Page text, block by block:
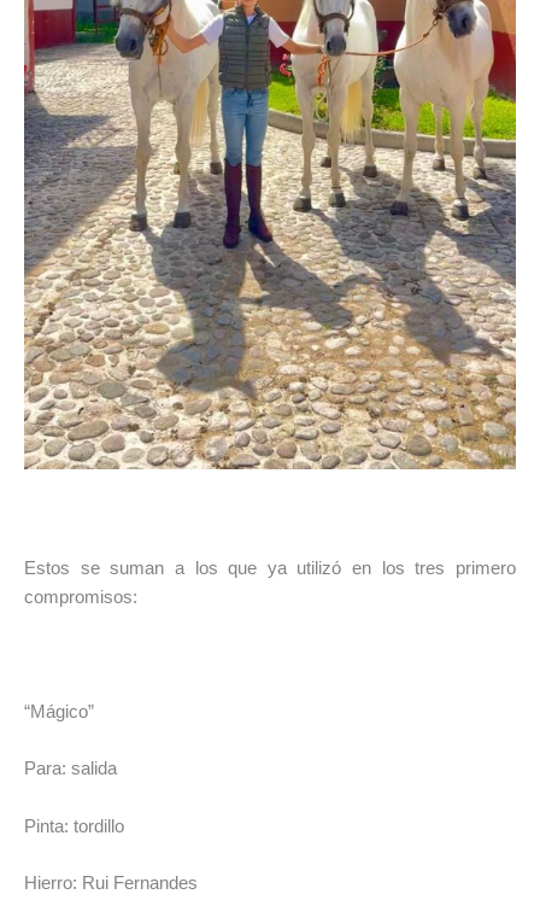
Estos se suman a los que ya utilizó en los tres primero
compromisos:
“Mágico”
Para: salida
Pinta: tordillo
Hierro: Rui Fernandes